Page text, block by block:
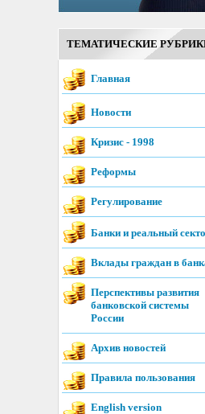
ТЕМАТИЧЕСКИЕ
Главная
Новости
Кризис - 1998
Реформы
Регулирование
Банки и реальный
Вклады граждан в
Перспективы развития
банковской системы
России
Архив новостей
Правила пользования
English version